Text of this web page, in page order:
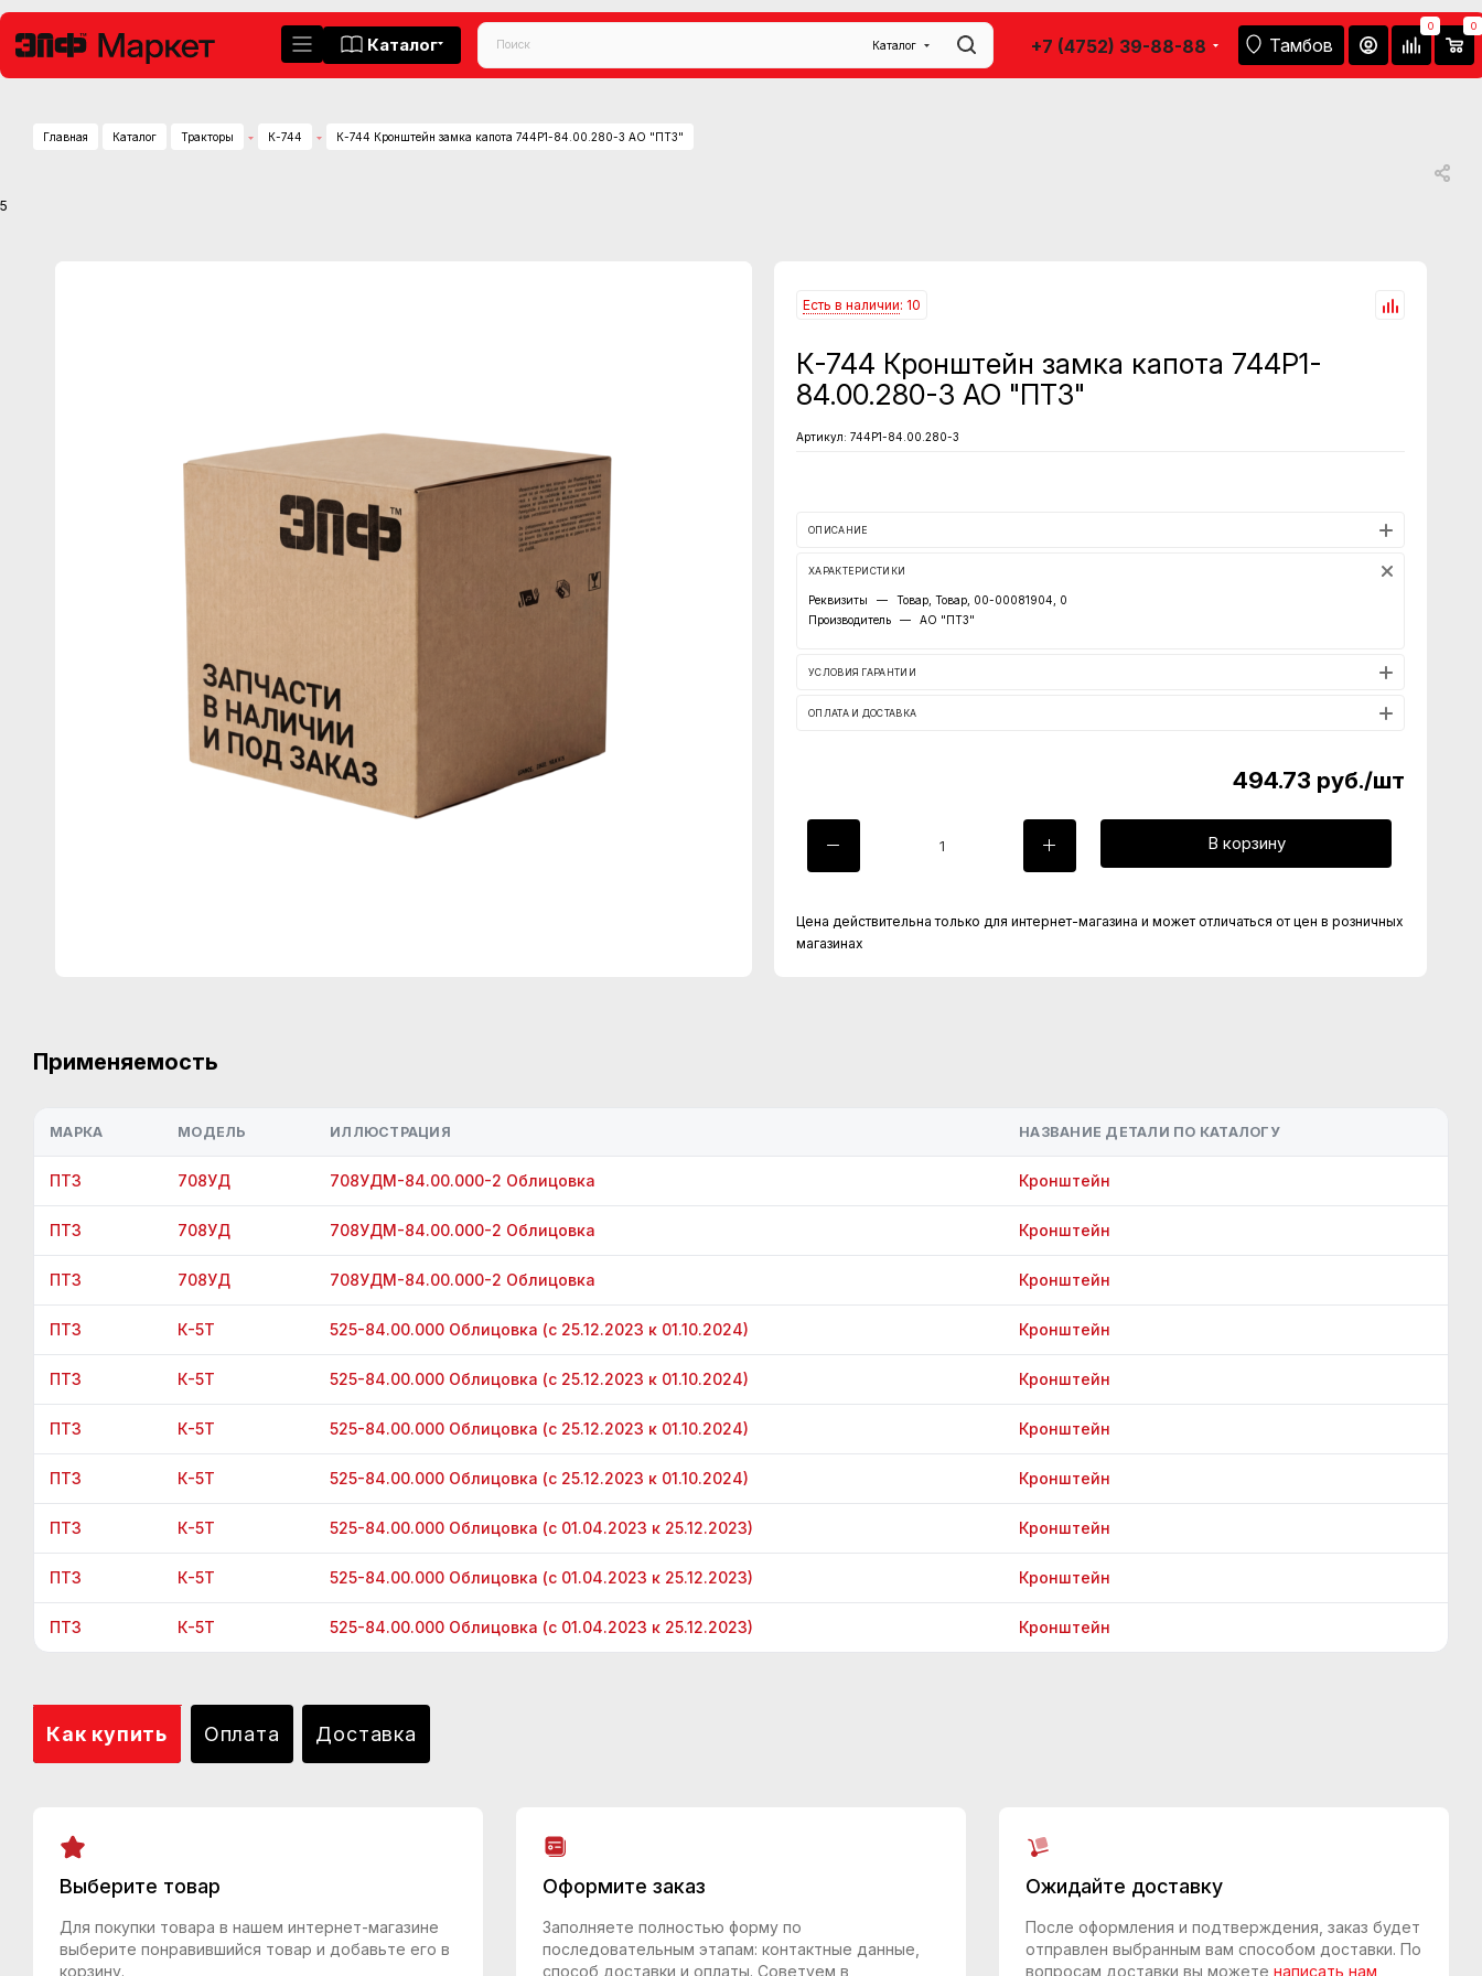
Каталог Каталог +7 (4752) 39-88-88 Тамбов
0 0
Главная Каталог Тракторы К-744 К-744 Кронштейн замка капота 744Р1-84.00.280-3 АО "ПТЗ"
5
Есть в наличии: 10
К-744 Кронштейн замка капота 744Р1-
84.00.280-3 АО "ПТЗ"
Артикул: 744Р1-84.00.280-3
ОПИСАНИЕ
ХАРАКТЕРИСТИКИ
Реквизиты —
Товар, Товар, 00-00081904, 0
Производитель
— АО "ПТЗ"
УСЛОВИЯ ГАРАНТИИ
ОПЛАТА И ДОСТАВКА
494.73 руб./шт
В корзину
Цена действительна только для интернет-магазина и может отличаться от цен в розничных
магазинах
Применяемость
МАРКА МОДЕЛЬ ИЛЛЮСТРАЦИЯ НАЗВАНИЕ ДЕТАЛИ ПО КАТАЛОГУ
ПТЗ 708УД 708УДМ-84.00.000-2 Облицовка Кронштейн
ПТЗ 708УД 708УДМ-84.00.000-2 Облицовка Кронштейн
ПТЗ 708УД 708УДМ-84.00.000-2 Облицовка Кронштейн
ПТЗ К-5Т 525-84.00.000 Облицовка (с 25.12.2023 к 01.10.2024) Кронштейн
ПТЗ К-5Т 525-84.00.000 Облицовка (с 25.12.2023 к 01.10.2024) Кронштейн
ПТЗ К-5Т 525-84.00.000 Облицовка (с 25.12.2023 к 01.10.2024) Кронштейн
ПТЗ К-5Т 525-84.00.000 Облицовка (с 25.12.2023 к 01.10.2024) Кронштейн
ПТЗ К-5Т 525-84.00.000 Облицовка (с 01.04.2023 к 25.12.2023) Кронштейн
ПТЗ К-5Т 525-84.00.000 Облицовка (с 01.04.2023 к 25.12.2023) Кронштейн
ПТЗ К-5Т 525-84.00.000 Облицовка (с 01.04.2023 к 25.12.2023) Кронштейн
Как купить Оплата Доставка
Выберите товар
Для покупки товара в нашем интернет-магазине
выберите понравившийся товар и добавьте его в
корзину.
Оформите заказ
Заполняете полностью форму по
последовательным этапам: контактные данные,
способ доставки и оплаты. Советуем в
Ожидайте доставку
После оформления и подтверждения, заказ будет
отправлен выбранным вам способом доставки. По
вопросам доставки вы можете написать нам